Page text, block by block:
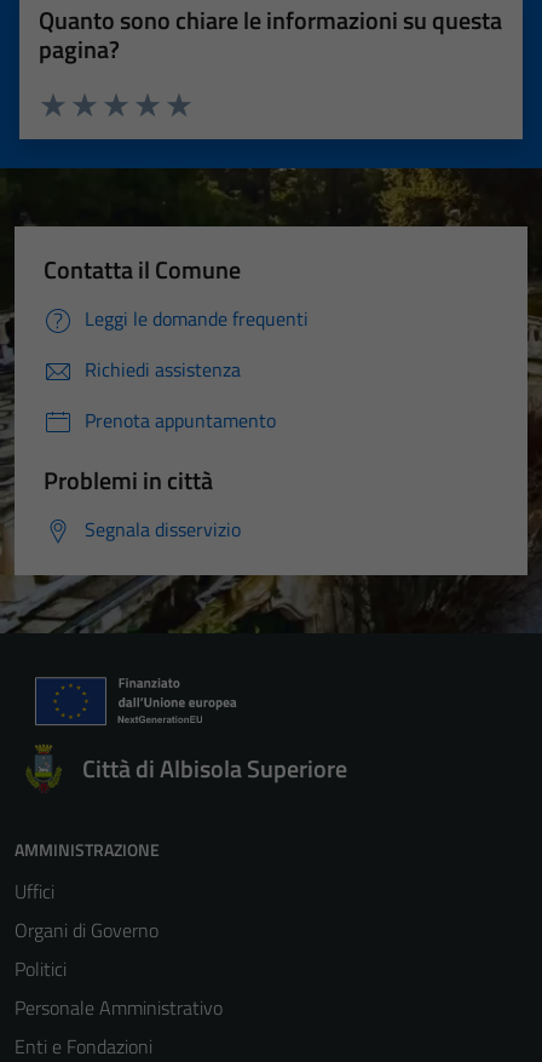
Quanto sono chiare le informazioni su questa
pagina?
Valuta 5 stelle su 5
Valuta 4 stelle su 5
Valuta 3 stelle su 5
Valuta 2 stelle su 5
Valuta 1 stelle su 5
Contatta il Comune
Leggi le domande frequenti
Richiedi assistenza
Prenota appuntamento
Problemi in città
Segnala disservizio
Città di Albisola Superiore
AMMINISTRAZIONE
Uffici
Organi di Governo
Politici
Personale Amministrativo
Enti e Fondazioni